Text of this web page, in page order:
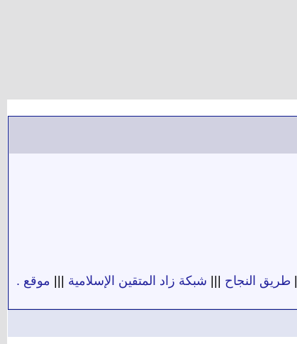
طريق النجاح شبكة زاد المتقين الإسلامية
موقع .